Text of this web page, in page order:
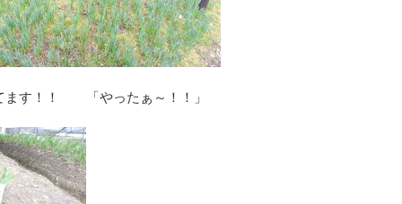
ます！！ 「やったぁ～！！」